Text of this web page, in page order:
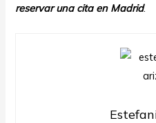
reservar una cita en Madrid.